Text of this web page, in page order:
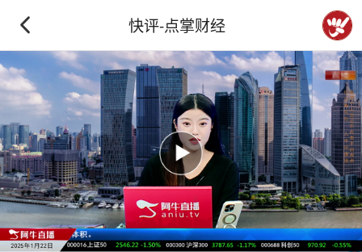
快评-点掌财经